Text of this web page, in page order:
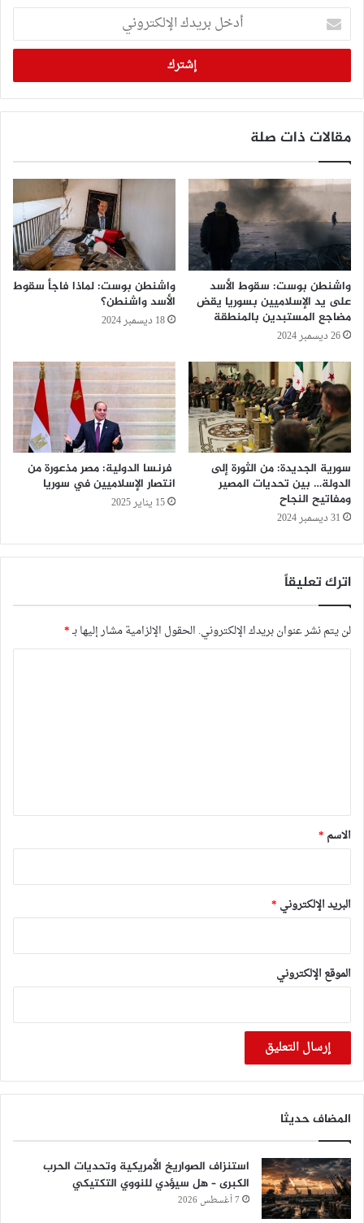
أدخل
بريدك
الإلكتروني
مقالات ذات صلة
واشنطن بوست: سقوط الأسد
على يد الإسلاميين بسوريا يقض
مضاجع المستبدين بالمنطقة
26 ديسمبر 2024
واشنطن بوست: لماذا فاجأ سقوط
الأسد واشنطن؟
18 ديسمبر 2024
سورية الجديدة: من الثورة إلى
الدولة… بين تحديات المصير
ومفاتيح النجاح
31 ديسمبر 2024
فرنسا الدولية: مصر مذعورة من
انتصار الإسلاميين في سوريا
15 يناير 2025
اترك تعليقاً
لن يتم نشر عنوان بريدك الإلكتروني. الحقول الإلزامية مشار إليها بـ*
*
الاسم *
البريد الإلكتروني *
الموقع الإلكتروني
المضاف حديثا
استنزاف الصواريخ الأمريكية وتحديات الحرب
الكبرى – هل سيؤدي للنووي التكتيكي
7 أغسطس 2026